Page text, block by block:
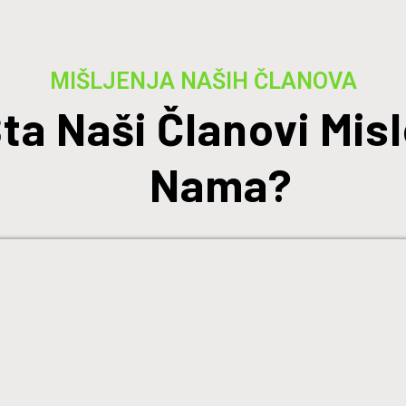
MIŠLJENJA NAŠIH ČLANOVA
Naši Članovi
Nama?